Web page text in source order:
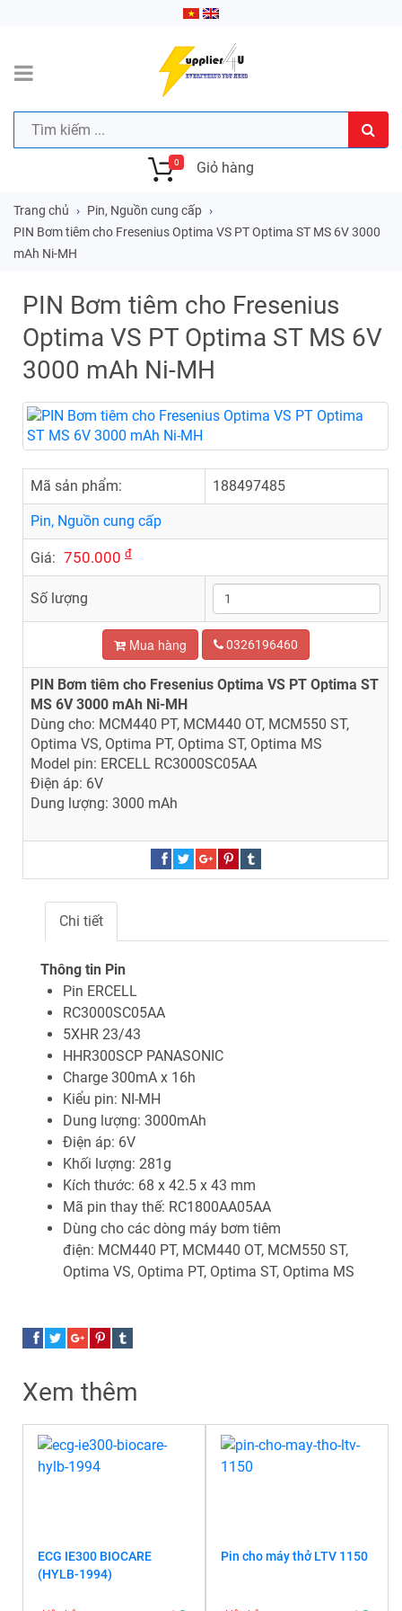
0 Giỏ hàng
Trang chủ
Pin, Nguồn cung cấp
PIN Bơm tiêm cho Fresenius Optima VS PT Optima ST MS 6V 3000
mAh Ni-MH
PIN Bơm tiêm cho Fresenius
Optima VS PT Optima ST MS 6V
3000 mAh Ni-MH
Mã sản phẩm: 188497485
Pin, Nguồn cung cấp
Giá: 750.000 đ
Số lượng
Mua hàng 0326196460
PIN Bơm tiêm cho Fresenius Optima VS PT Optima ST
MS 6V 3000 mAh Ni-MH
Dùng cho: MCM440 PT, MCM440 OT, MCM550 ST,
Optima VS, Optima PT, Optima ST, Optima MS
Model pin: ERCELL RC3000SC05AA
Điện áp: 6V
Dung lượng: 3000 mAh
Chi tiết
Thông tin Pin
Pin ERCELL
RC3000SC05AA
5XHR 23/43
HHR300SCP PANASONIC
Charge 300mA x 16h
Kiểu pin: NI-MH
Dung lượng: 3000mAh
Điện áp: 6V
Khối lượng: 281g
Kích thước: 68 x 42.5 x 43 mm
Mã pin thay thế: RC1800AA05AA
Dùng cho các dòng máy bơm tiêm
điện: MCM440 PT, MCM440 OT, MCM550 ST,
Optima VS, Optima PT, Optima ST, Optima MS
Xem thêm
ECG IE300 BIOCARE
(HYLB-1994)
Pin cho máy thở LTV 1150